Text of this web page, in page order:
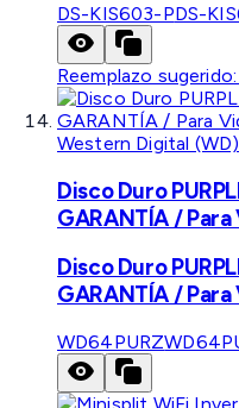
DS-KIS603-PDS-
Reemplazo sugerido:
Western Digital (WD)
Disco Duro
GARANTÍA /
Disco Duro
GARANTÍA /
WD64PURZ